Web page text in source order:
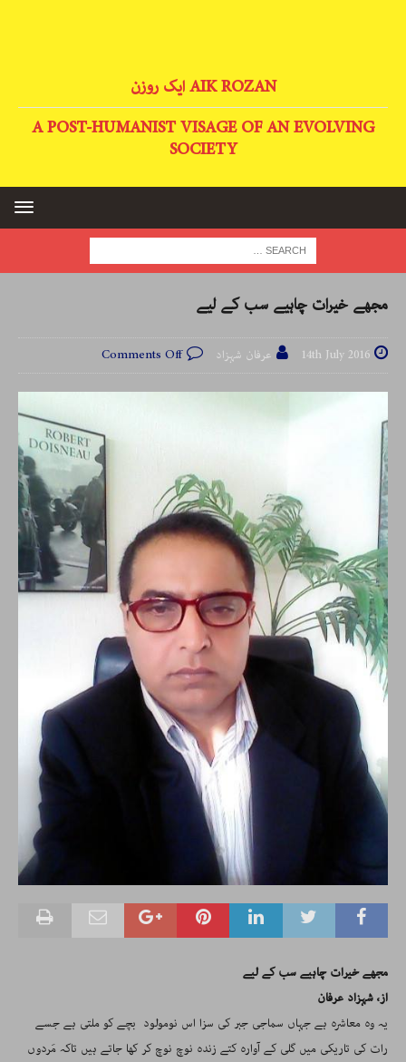
AIK ROZAN ایک روزن
A POST-HUMANIST VISAGE OF AN EVOLVING
SOCIETY
مجھے خیرات چاہیے سب کے لیے
14th July 2016 عرفان شہزاد Comments Off
مجھے خیرات چاہیے سب کے لیے
از، شہزاد عرفان
یہ وہ معاشرہ ہے جہاں سماجی جبر کی سزا اس نومولود بچے کو ملتی ہے جسے
رات کی تاریکی میں گلی کے آوارہ کتے زندہ نوچ نوچ کر کھا جاتے ہیں تاکہ مَردوں